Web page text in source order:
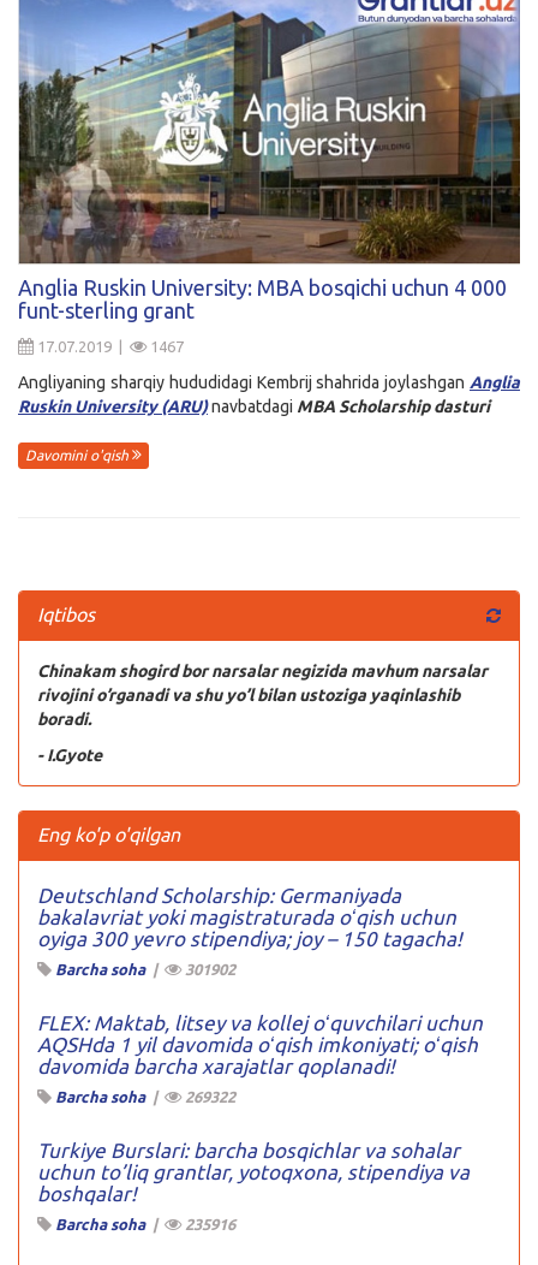
Anglia Ruskin University: MBA bosqichi uchun 4 000
funt-sterling grant
17.07.2019 | 1467
Angliyaning sharqiy hududidagi Kembrij shahrida joylashgan Anglia
Ruskin University (ARU)navbatdagi MBA Scholarship dasturi
Davomini o'qish
Iqtibos
Chinakam shogird bor narsalar negizida mavhum narsalar
rivojini o’rganadi va shu yo’l bilan ustoziga yaqinlashib
boradi.
- I.Gyote
Eng ko'p o'qilgan
Deutschland Scholarship: Germaniyada
bakalavriat yoki magistraturada oʻqish uchun
oyiga 300 yevro stipendiya; joy – 150 tagacha!
Barcha soha| 301902
FLEX: Maktab, litsey va kollej oʻquvchilari uchun
AQSHda 1 yil davomida oʻqish imkoniyati; oʻqish
davomida barcha xarajatlar qoplanadi!
Barcha soha| 269322
Turkiye Burslari: barcha bosqichlar va sohalar
uchun to’liq grantlar, yotoqxona, stipendiya va
boshqalar!
Barcha soha| 235916